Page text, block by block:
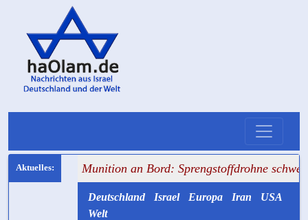
Munition an Bord: Sprengstoffdrohne schwebte zwischen
Deutschland Israel Europa Iran
USA
Welt